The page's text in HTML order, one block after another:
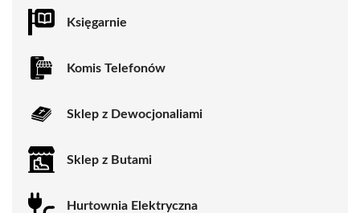
Księgarnie
Komis Telefonów
Sklep z Dewocjonaliami
Sklep z Butami
Hurtownia Elektryczna